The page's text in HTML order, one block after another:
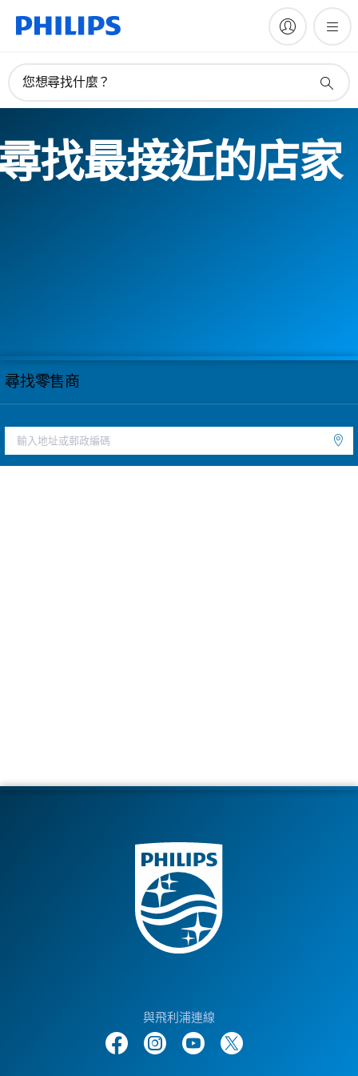
您想尋找什麼？
找最接近的店家
尋找零售商
與飛利浦連線